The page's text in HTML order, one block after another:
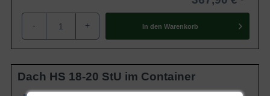
- + In den Warenkorb
Dach HS 18-20 StU im Container